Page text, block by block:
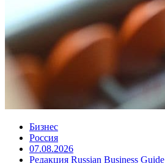
Бизнес
Россия
07.08.2026
Редакция Russian Business Guide